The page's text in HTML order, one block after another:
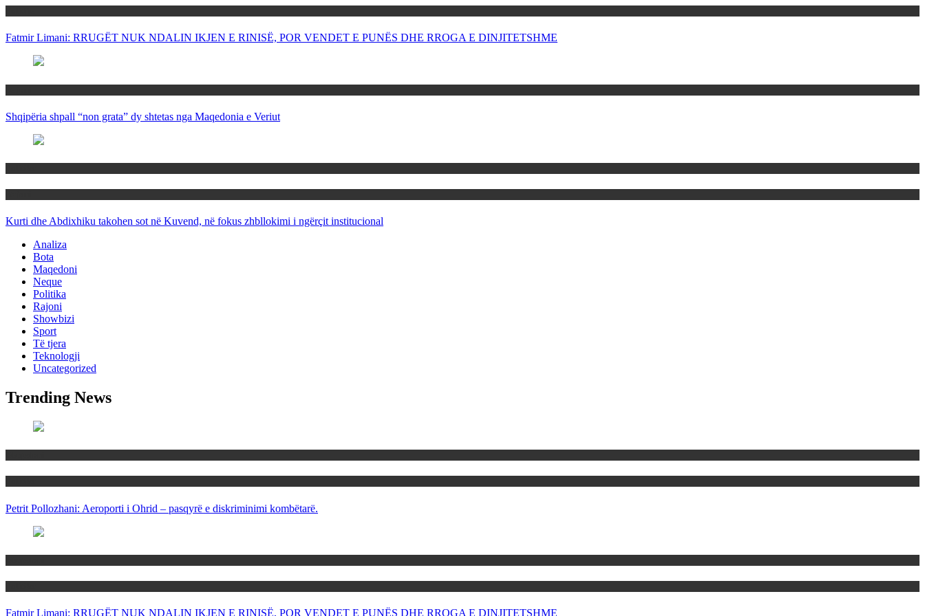
Fatmir Limani: RRUGËT NUK NDALIN IKJEN E RINISË, POR VENDET E PUNËS DHE RROGA E DINJITETSHME
Shqipëria shpall “non grata” dy shtetas nga Maqedonia e Veriut
Kurti dhe Abdixhiku takohen sot në Kuvend, në fokus zhbllokimi i ngërçit institucional
Analiza
Bota
Maqedoni
Neque
Politika
Rajoni
Showbizi
Sport
Të tjera
Teknologji
Uncategorized
Trending News
Petrit Pollozhani: Aeroporti i Ohrid – pasqyrë e diskriminimi kombëtarë.
Fatmir Limani: RRUGËT NUK NDALIN IKJEN E RINISË, POR VENDET E PUNËS DHE RROGA E DINJITETSHME